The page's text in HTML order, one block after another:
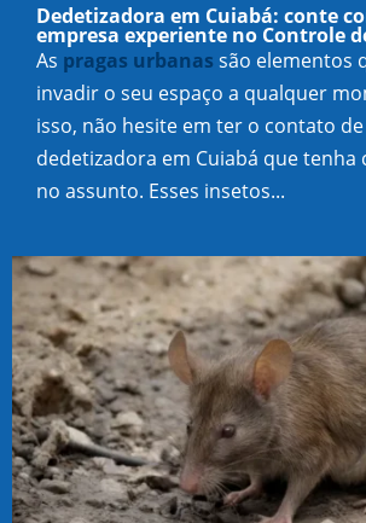
Dedetizadora em Cuiabá: conte
empresa experiente no Controle
As pragas urbanas são elementos
invadir o seu espaço a qualquer
isso, não hesite em ter o contato
dedetizadora em Cuiabá que tenha
no assunto. Esses insetos...